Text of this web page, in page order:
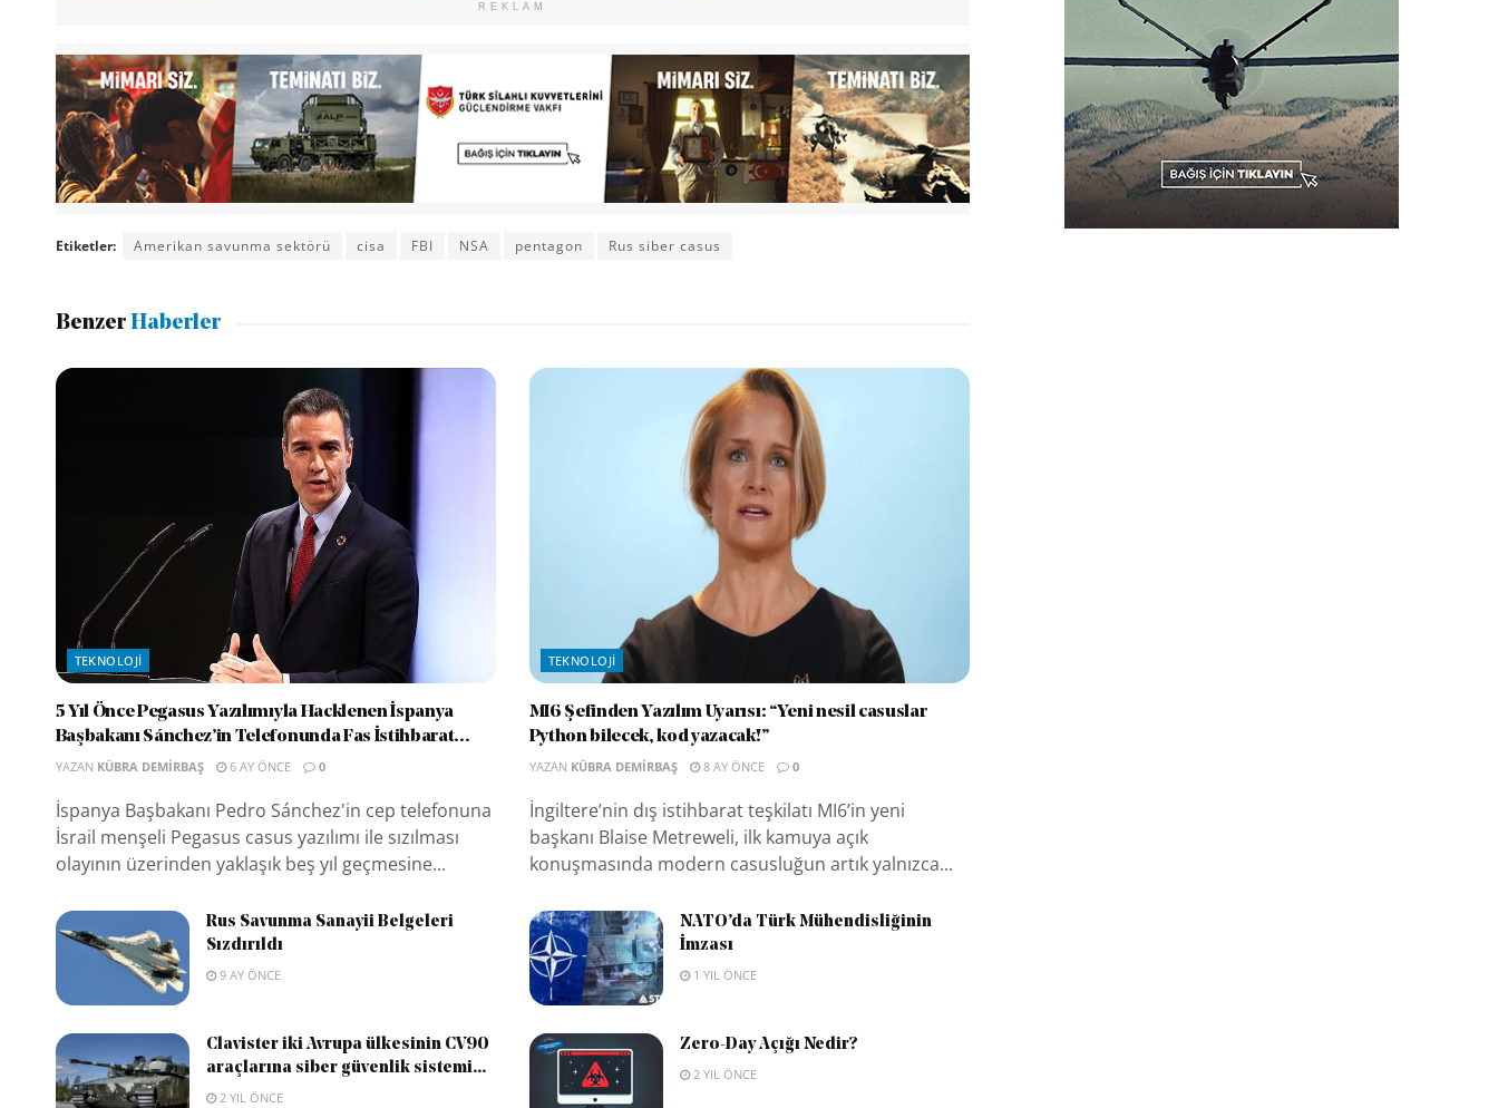
REKLAM
Etiketler: Amerikan savunma sektörü cisa FBI NSA pentagon Rus siber casus
BenzerHaberler
TEKNOLOJI
5 Yıl Önce Pegasus Yazılımıyla Hacklenen İspanya
Başbakanı Sánchez’in Telefonunda Fas İstihbarat...
YAZAN KÜBRA DEMIRBAŞ 6 AY ÖNCE 0
İspanya Başbakanı Pedro Sánchez'in cep telefonuna
İsrail menşeli Pegasus casus yazılımı ile sızılması
olayının üzerinden yaklaşık beş yıl geçmesine...
TEKNOLOJI
MI6 Şefinden Yazılım Uyarısı: “Yeni nesil casuslar
Python bilecek, kod yazacak!”
YAZAN KÜBRA DEMIRBAŞ 8 AY ÖNCE 0
İngiltere’nin dış istihbarat teşkilatı MI6’in yeni
başkanı Blaise Metreweli, ilk kamuya açık
konuşmasında modern casusluğun artık yalnızca...
Rus Savunma Sanayii Belgeleri
Sızdırıldı
9 AY ÖNCE
NATO’da Türk Mühendisliğinin
İmzası
1 YIL ÖNCE
Clavister iki Avrupa ülkesinin CV90
araçlarına siber güvenlik sistemi...
2 YIL ÖNCE
Zero-Day Açığı Nedir?
2 YIL ÖNCE